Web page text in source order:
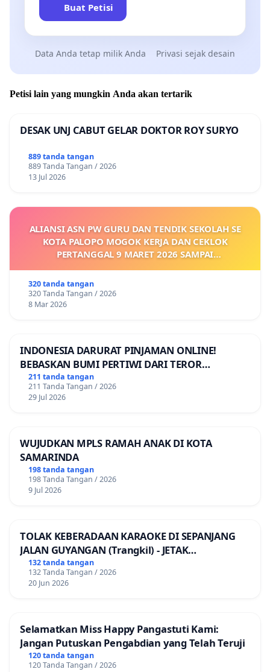
Buat Petisi
Data Anda tetap milik Anda Privasi sejak desain
Petisi lain yang mungkin Anda akan tertarik
DESAK UNJ CABUT GELAR DOKTOR ROY SURYO
889 tanda tangan
889 Tanda Tangan / 2026
13 Jul 2026
ALIANSI ASN PW GURU DAN TENDIK SEKOLAH SE
KOTA PALOPO MOGOK KERJA DAN CEKLOK
PERTANGGAL 9 MARET 2026 SAMPAI
KEJELASAN SUMBER GAJI POKOK
320 tanda tangan
320 Tanda Tangan / 2026
8 Mar 2026
INDONESIA DARURAT PINJAMAN ONLINE!
BEBASKAN BUMI PERTIWI DARI TEROR
PINJAMAN ONLINE! TUTUP PINJOL!
211 tanda tangan
211 Tanda Tangan / 2026
29 Jul 2026
WUJUDKAN MPLS RAMAH ANAK DI KOTA
SAMARINDA
198 tanda tangan
198 Tanda Tangan / 2026
9 Jul 2026
TOLAK KEBERADAAN KARAOKE DI SEPANJANG
JALAN GUYANGAN (Trangkil) - JETAK
(Wedarijaksa) Kab. PATI
132 tanda tangan
132 Tanda Tangan / 2026
20 Jun 2026
Selamatkan Miss Happy Pangastuti Kami:
Jangan Putuskan Pengabdian yang Telah Teruji
120 tanda tangan
120 Tanda Tangan / 2026